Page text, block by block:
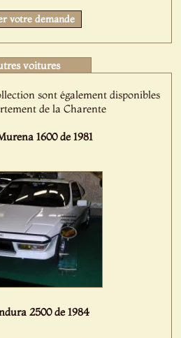
votre demande
voitures
sont également disponibles
de la Charente
1600 de 1981
2500 de 1984